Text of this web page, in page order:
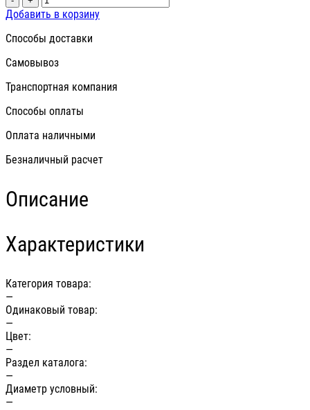
Добавить в корзину
Способы доставки
Самовывоз
Транспортная компания
Способы оплаты
Оплата наличными
Безналичный расчет
Описание
Характеристики
Категория товара:
—
Одинаковый товар:
—
Цвет:
—
Раздел каталога:
—
Диаметр условный:
—